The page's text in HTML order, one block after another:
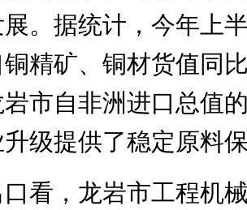
。据统计，今年上
精矿、铜材货值同
市自非洲进口总值
级提供了稳定原料
，龙岩市工程机械